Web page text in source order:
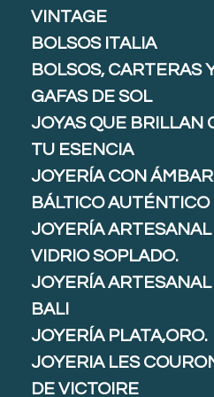
VINTAGE
BOLSOS ITALIA
BOLSOS, CARTERAS
GAFAS DE SOL
JOYAS QUE BRILLAN
TU ESENCIA
JOYERÍA CON ÁMBAR
BÁLTICO AUTÉNTICO
JOYERÍA ARTESANAL
VIDRIO SOPLADO.
JOYERÍA ARTESANAL
BALI
JOYERÍA PLATA,ORO.
JOYERIA LES
DE VICTOIRE